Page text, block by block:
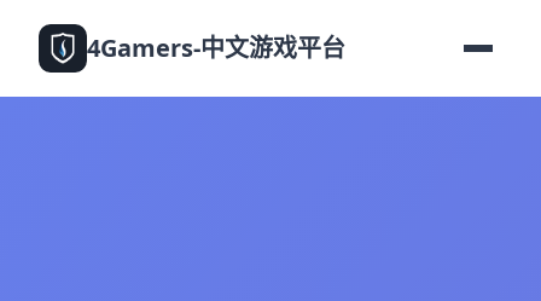
4Gamers-中文游戏平台